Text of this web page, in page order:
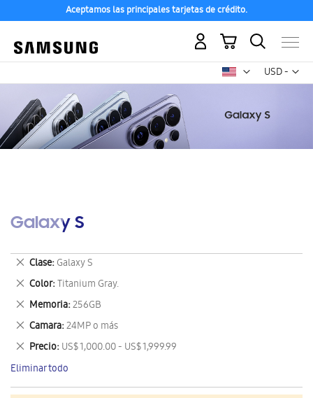
Aceptamos las principales tarjetas de crédito.
USD -
dólar
Mi carrito
Galaxy S
Clase Galaxy S
Eliminar
este
artículo
Color Titanium Gray.
Eliminar
este
artículo
Memoria 256GB
Eliminar
este
artículo
Camara 24MP o más
Eliminar
este
artículo
Precio US$ 1,000.00 - US$ 1,999.99
Eliminar
este
artículo
Eliminar todo